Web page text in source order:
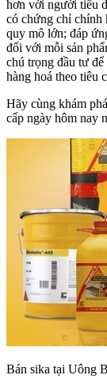
hơn với người tiêu
có chứng chỉ chính
quy mô lớn; đáp
đối với mỗi sản
chú trọng đầu tư
hàng hoá theo tiêu
Hãy cùng khám
cấp ngày hôm nay
Bán sika tại Uông